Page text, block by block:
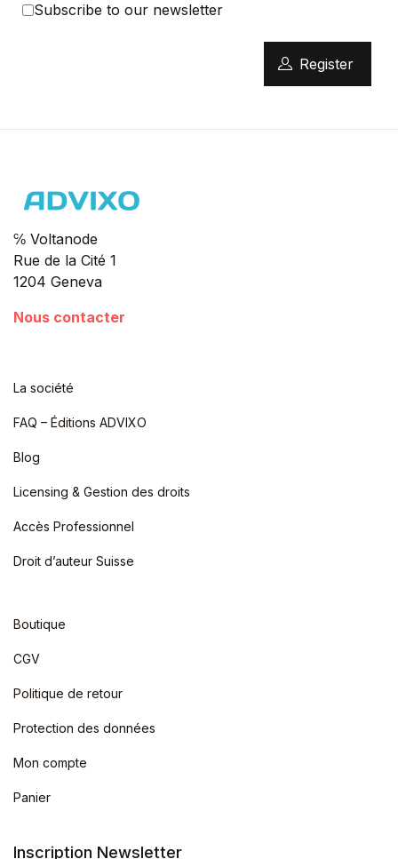
Subscribe to our newsletter
Register
℅ Voltanode
Rue de la Cité 1
1204 Geneva
Nous contacter
La société
FAQ – Éditions ADVIXO
Blog
Licensing & Gestion des droits
Accès Professionnel
Droit d’auteur Suisse
Boutique
CGV
Politique de retour
Protection des données
Mon compte
Panier
Inscription Newsletter